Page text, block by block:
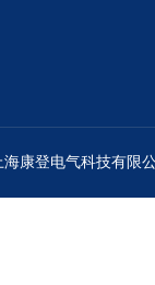
海康登电气科技有限